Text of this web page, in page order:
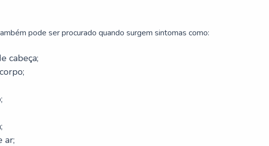
pode ser procurado quando surgem sintomas como:
cabeça;
ar;